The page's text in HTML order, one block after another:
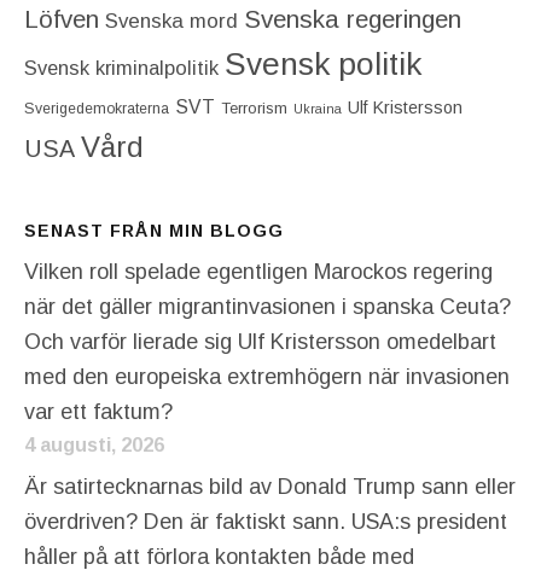
Löfven Svenska mord Svenska regeringen
Svensk kriminalpolitik Svensk politik
Sverigedemokraterna SVT Terrorism Ukraina Ulf Kristersson
USA Vård
SENAST FRÅN MIN BLOGG
Vilken roll spelade egentligen Marockos regering
när det gäller migrantinvasionen i spanska Ceuta?
Och varför lierade sig Ulf Kristersson omedelbart
med den europeiska extremhögern när invasionen
var ett faktum?
4 augusti, 2026
Är satirtecknarnas bild av Donald Trump sann eller
överdriven? Den är faktiskt sann. USA:s president
håller på att förlora kontakten både med